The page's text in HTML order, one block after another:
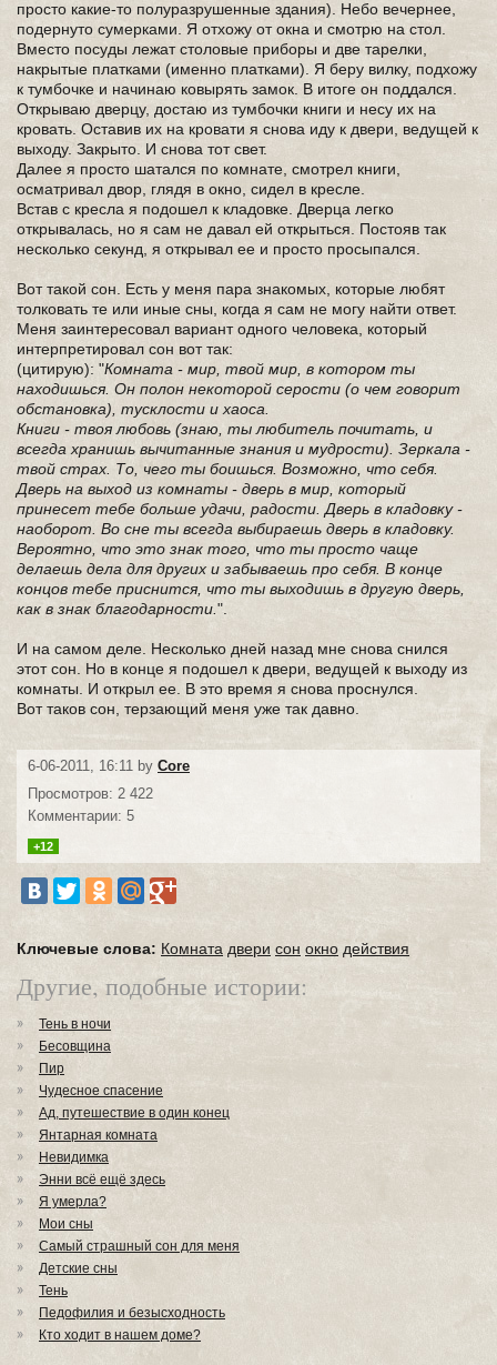
просто какие-то полуразрушенные здания). Небо вечернее,
подернуто сумерками. Я отхожу от окна и смотрю на стол.
Вместо посуды лежат столовые приборы и две тарелки,
накрытые платками (именно платками). Я беру вилку, подхожу
к тумбочке и начинаю ковырять замок. В итоге он поддался.
Открываю дверцу, достаю из тумбочки книги и несу их на
кровать. Оставив их на кровати я снова иду к двери, ведущей к
выходу. Закрыто. И снова тот свет.
Далее я просто шатался по комнате, смотрел книги,
осматривал двор, глядя в окно, сидел в кресле.
Встав с кресла я подошел к кладовке. Дверца легко
открывалась, но я сам не давал ей открыться. Постояв так
несколько секунд, я открывал ее и просто просыпался.
Вот такой сон. Есть у меня пара знакомых, которые любят
толковать те или иные сны, когда я сам не могу найти ответ.
Меня заинтересовал вариант одного человека, который
интерпретировал сон вот так:
(цитирую): "Комната - мир, твой мир, в котором ты
находишься. Он полон некоторой серости (о чем говорит
обстановка), тусклости и хаоса.
Книги - твоя любовь (знаю, ты любитель почитать, и
всегда хранишь вычитанные знания и мудрости). Зеркала -
твой страх. То, чего ты боишься. Возможно, что себя.
Дверь на выход из комнаты - дверь в мир, который
принесет тебе больше удачи, радости. Дверь в кладовку -
наоборот. Во сне ты всегда выбираешь дверь в кладовку.
Вероятно, что это знак того, что ты просто чаще
делаешь дела для других и забываешь про себя. В конце
концов тебе приснится, что ты выходишь в другую дверь,
как в знак благодарности. ".
И на самом деле. Несколько дней назад мне снова снился
этот сон. Но в конце я подошел к двери, ведущей к выходу из
комнаты. И открыл ее. В это время я снова проснулся.
Вот таков сон, терзающий меня уже так давно.
6-06-2011, 16:11 by Core
Просмотров: 2 422
Комментарии: 5
+12
Ключевые слова: Комната двери сон окно действия
Другие, подобные истории:
Тень в ночи
Бесовщина
Пир
Чудесное спасение
Ад, путешествие в один конец
Янтарная комната
Невидимка
Энни всё ещё здесь
Я умерла?
Мои сны
Самый страшный сон для меня
Детские сны
Тень
Педофилия и безысходность
Кто ходит в нашем доме?